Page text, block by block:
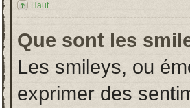
Haut
Que sont les
Les smileys, ou
exprimer des